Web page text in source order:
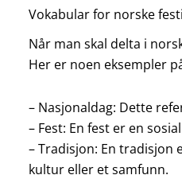
Vokabular for norske
Når man skal delta i
Her er noen eksempler
– Nasjonaldag: Dette
– Fest: En fest er en
– Tradisjon: En tradisjon
kultur eller et samfunn.